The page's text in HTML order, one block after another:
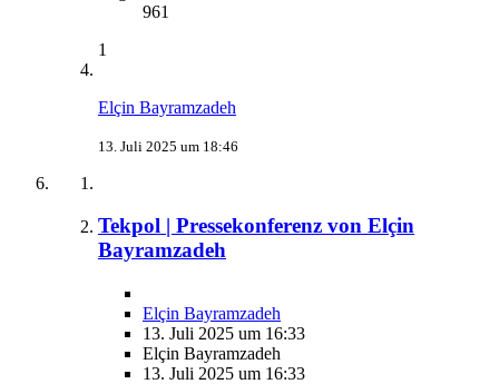
961
1
Elçin Bayramzadeh
13. Juli 2025 um 18:46
Tekpol | Pressekonferenz von Elçin
Bayramzadeh
Elçin Bayramzadeh
13. Juli 2025 um 16:33
Elçin Bayramzadeh
13. Juli 2025 um 16:33